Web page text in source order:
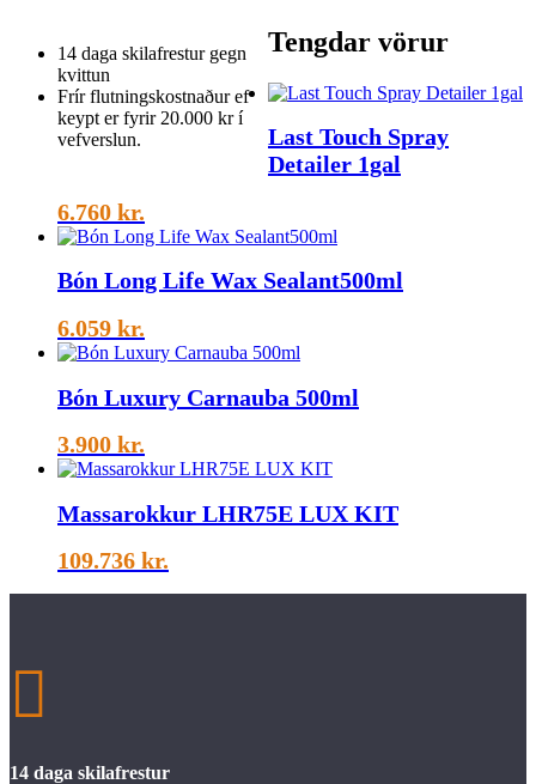
14 daga skilafrestur gegn
kvittun
Frír flutningskostnaður ef
keypt er fyrir 20.000 kr í
vefverslun.
Tengdar vörur
Last Touch Spray
Detailer 1gal
6.760 kr.
Bón Long Life Wax Sealant500ml
6.059 kr.
Bón Luxury Carnauba 500ml
3.900 kr.
Massarokkur LHR75E LUX KIT
109.736 kr.

14 daga skilafrestur